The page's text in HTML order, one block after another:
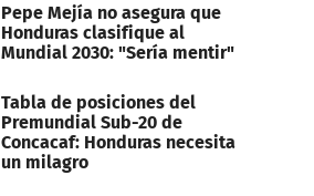
Pepe Mejía no asegura que
Honduras clasifique al
Mundial 2030: "Sería mentir"
Tabla de posiciones del
Premundial Sub-20 de
Concacaf: Honduras necesita
un milagro